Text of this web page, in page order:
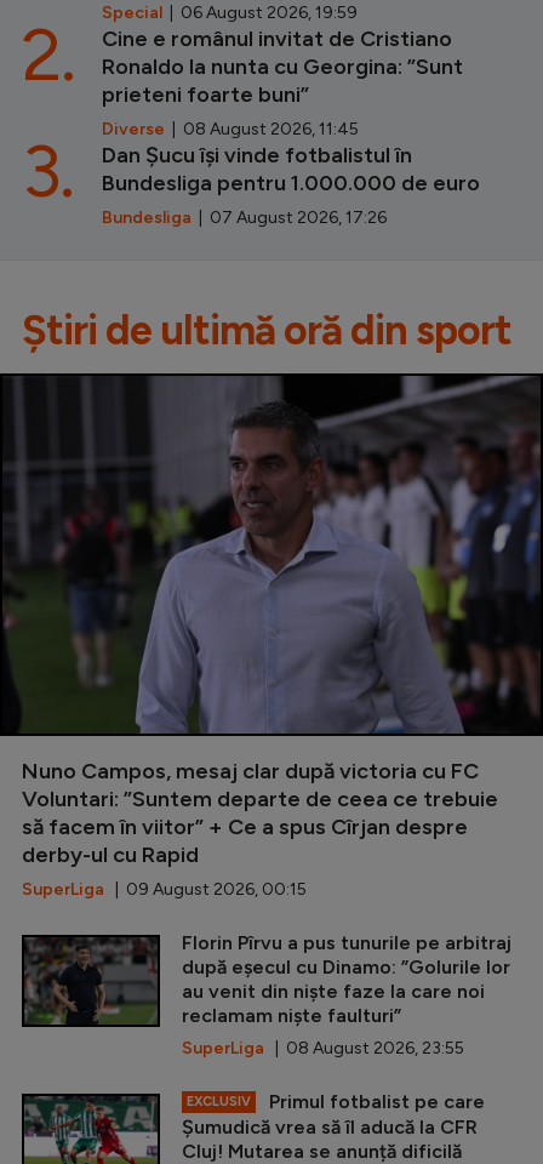
Special | 06 August 2026, 19:59
Cine e românul invitat de Cristiano
Ronaldo la nunta cu Georgina: ”Sunt
prieteni foarte buni”
Diverse | 08 August 2026, 11:45
2.
Dan Șucu își vinde fotbalistul în
Bundesliga pentru 1.000.000 de euro
Bundesliga | 07 August 2026, 17:26
3.
Știri de ultimă oră din sport
Nuno Campos, mesaj clar după victoria cu FC
Voluntari: ”Suntem departe de ceea ce trebuie
să facem în viitor” + Ce a spus Cîrjan despre
derby-ul cu Rapid
SuperLiga | 09 August 2026, 00:15
Florin Pîrvu a pus tunurile pe arbitraj
după eșecul cu Dinamo: ”Golurile lor
au venit din niște faze la care noi
reclamam niște faulturi”
SuperLiga | 08 August 2026, 23:55
EXCLUSIV
Primul fotbalist pe care
Șumudică vrea să îl aducă la CFR
Cluj! Mutarea se anunță dificilă